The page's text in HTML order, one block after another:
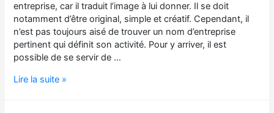
entreprise, car il traduit l’image à lui donner. Il se doit
notamment d’être original, simple et créatif. Cependant, il
n’est pas toujours aisé de trouver un nom d’entreprise
pertinent qui définit son activité. Pour y arriver, il est
possible de se servir de …
Lire la suite »